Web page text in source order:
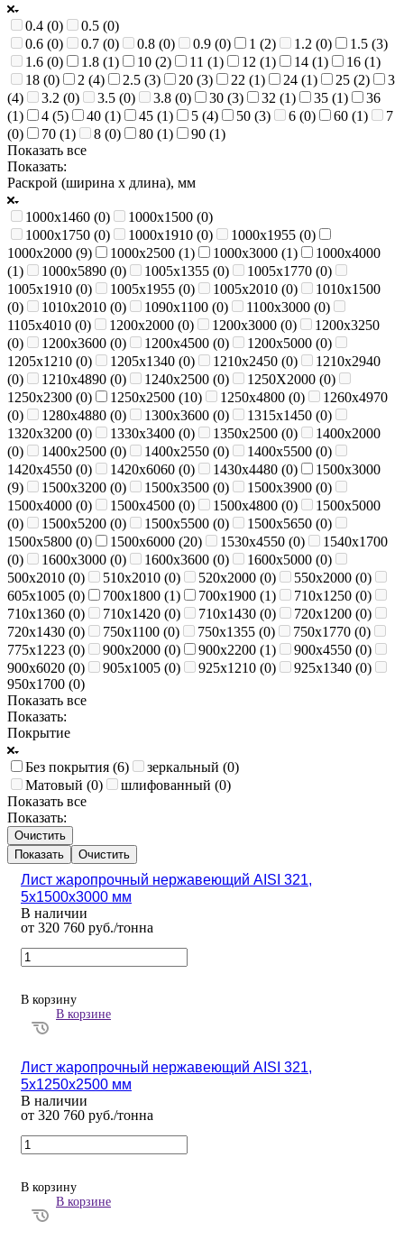
0.4 (0) 0.5 (0)
0.6 (0) 0.7 (0) 0.8 (0) 0.9 (0) 1 (2) 1.2 (0) 1.5 (3)
1.6 (0) 1.8 (1) 10 (2) 11 (1) 12 (1) 14 (1) 16 (1)
18 (0) 2 (4) 2.5 (3) 20 (3) 22 (1) 24 (1) 25 (2)
3
(4) 3.2 (0) 3.5 (0) 3.8 (0) 30 (3) 32 (1) 35 (1)
36
(1) 4 (5) 40 (1) 45 (1) 5 (4) 50 (3) 6 (0) 60 (1)
7
(0) 70 (1) 8 (0) 80 (1) 90 (1)
Показать все
Показать:
Раскрой (ширина х длина), мм
1000х1460 (0) 1000х1500 (0)
1000х1750 (0) 1000х1910 (0) 1000х1955 (0)
1000х2000 (9) 1000х2500 (1) 1000х3000 (1)
1000х4000
(1) 1000х5890 (0) 1005х1355 (0) 1005х1770 (0)
1005х1910 (0) 1005х1955 (0) 1005х2010 (0)
1010х1500
(0) 1010х2010 (0) 1090х1100 (0) 1100х3000 (0)
1105х4010 (0) 1200х2000 (0) 1200х3000 (0)
1200х3250
(0) 1200х3600 (0) 1200х4500 (0) 1200х5000 (0)
1205х1210 (0) 1205х1340 (0) 1210х2450 (0)
1210х2940
(0) 1210х4890 (0) 1240х2500 (0) 1250Х2000 (0)
1250х2300 (0) 1250х2500 (10) 1250х4800 (0)
1260х4970
(0) 1280х4880 (0) 1300х3600 (0) 1315х1450 (0)
1320х3200 (0) 1330х3400 (0) 1350х2500 (0)
1400х2000
(0) 1400х2500 (0) 1400х2550 (0) 1400х5500 (0)
1420х4550 (0) 1420х6060 (0) 1430х4480 (0)
1500х3000
(9) 1500х3200 (0) 1500х3500 (0) 1500х3900 (0)
1500х4000 (0) 1500х4500 (0) 1500х4800 (0)
1500х5000
(0) 1500х5200 (0) 1500х5500 (0) 1500х5650 (0)
1500х5800 (0) 1500х6000 (20) 1530х4550 (0)
1540х1700
(0) 1600х3000 (0) 1600х3600 (0) 1600х5000 (0)
500х2010 (0) 510х2010 (0) 520х2000 (0) 550х2000 (0)
605х1005 (0) 700х1800 (1) 700х1900 (1) 710х1250 (0)
710х1360 (0) 710х1420 (0) 710х1430 (0) 720х1200 (0)
720х1430 (0) 750х1100 (0) 750х1355 (0) 750х1770 (0)
775х1223 (0) 900х2000 (0) 900х2200 (1) 900х4550 (0)
900х6020 (0) 905х1005 (0) 925х1210 (0) 925х1340 (0)
950х1700 (0)
Показать все
Показать:
Покрытие
Без покрытия (6) зеркальный (0)
Матовый (0) шлифованный (0)
Показать все
Показать:
Очистить
Очистить
Лист жаропрочный нержавеющий AISI 321,
5х1500х3000 мм
В наличии
от 320 760 руб./тонна
В корзину
В корзине
Лист жаропрочный нержавеющий AISI 321,
5х1250х2500 мм
В наличии
от 320 760 руб./тонна
В корзину
В корзине